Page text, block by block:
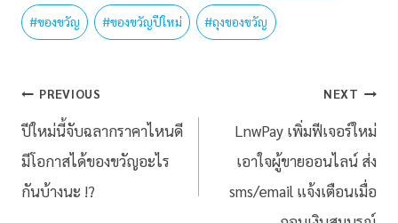
#ของขวัญ #ของขวัญปีใหม่ #ถุงของขวัญ
PREVIOUS
ปีใหม่นี้จับฉลากราคาไหนดี
มีโอกาสได้ของขวัญอะไร
กันบ้างนะ !?
NEXT
LnwPay เพิ่มฟีเจอร์ใหม่
เอาใจผู้ขายออนไลน์ ส่ง
sms/email แจ้งเตือนเมื่อ